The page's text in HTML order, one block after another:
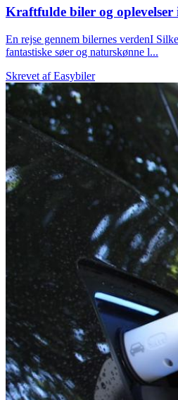
Kraftfulde biler og oplevelser
En rejse gennem bilernes verdenI
fantastiske søer og naturskønne l...
Skrevet afEasybiler